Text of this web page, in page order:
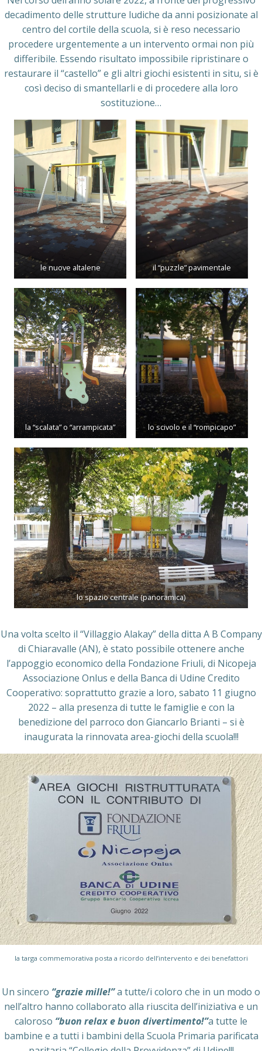
decadimento delle strutture ludiche da anni posizionate al
centro del cortile della scuola, si è reso necessario
procedere urgentemente a un intervento ormai non più
differibile. Essendo risultato impossibile ripristinare o
restaurare il “castello” e gli altri giochi esistenti in situ, si è
così deciso di smantellarli e di procedere alla loro
sostituzione…
le nuove altalene il “puzzle” pavimentale
la “scalata” o “arrampicata” lo scivolo e il “rompicapo”
lo spazio centrale (panoramica)
Una volta scelto il “Villaggio Alakay” della ditta A B Company
di Chiaravalle (AN), è stato possibile ottenere anche
l’appoggio economico della Fondazione Friuli, di Nicopeja
Associazione Onlus e della Banca di Udine Credito
Cooperativo: soprattutto grazie a loro, sabato 11 giugno
2022 – alla presenza di tutte le famiglie e con la
benedizione del parroco don Giancarlo Brianti – si è
inaugurata la rinnovata area-giochi della scuola!!!
la targa commemorativa posta a ricordo dell’intervento e dei benefattori
Un sincero “grazie mille!”a tutte/i coloro che in un modo o
nell’altro hanno collaborato alla riuscita dell’iniziativa e un
caloroso “buon relax e buon divertimento!”a tutte le
bambine e a tutti i bambini della Scuola Primaria parificata